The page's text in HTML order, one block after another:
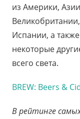
из Америки,
Испании, а
некоторые
всего света.
BREW: Beers &
В рейтинге